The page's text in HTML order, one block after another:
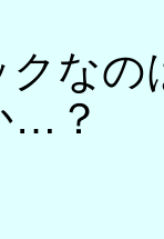
クな
…？